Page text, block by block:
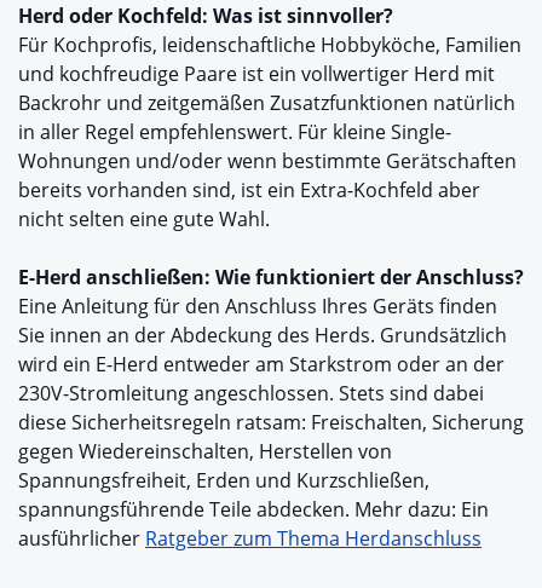
Herd oder Kochfeld: Was ist sinnvoller?
Für Kochprofis, leidenschaftliche Hobbyköche, Familien
und kochfreudige Paare ist ein vollwertiger Herd mit
Backrohr und zeitgemäßen Zusatzfunktionen natürlich
in aller Regel empfehlenswert. Für kleine Single-
Wohnungen und/oder wenn bestimmte Gerätschaften
bereits vorhanden sind, ist ein Extra-Kochfeld aber
nicht selten eine gute Wahl.
E-Herd anschließen: Wie funktioniert der Anschluss?
Eine Anleitung für den Anschluss Ihres Geräts finden
Sie innen an der Abdeckung des Herds. Grundsätzlich
wird ein E-Herd entweder am Starkstrom oder an der
230V-Stromleitung angeschlossen. Stets sind dabei
diese Sicherheitsregeln ratsam: Freischalten, Sicherung
gegen Wiedereinschalten, Herstellen von
Spannungsfreiheit, Erden und Kurzschließen,
spannungsführende Teile abdecken. Mehr dazu: Ein
ausführlicher Ratgeber zum Thema Herdanschluss